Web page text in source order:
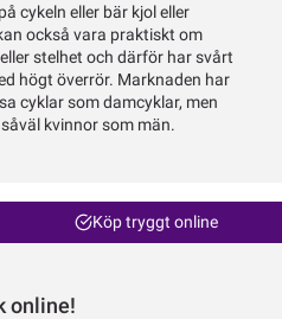
cykeln eller bär kjol eller
också vara praktiskt om
stelhet och därför har svårt
högt överrör. Marknaden har
cyklar som damcyklar, men
kvinnor som män.
Köp tryggt online
online!